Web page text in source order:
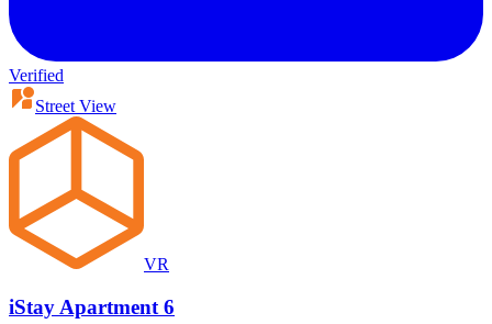
Verified
Street View
VR
iStay Apartment 6